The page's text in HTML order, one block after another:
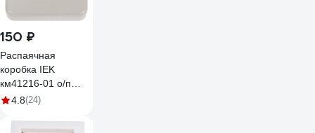
150 ₽
Распаячная
коробка IEK
км41216-01 о/п
75x75x28мм
4.8(24)